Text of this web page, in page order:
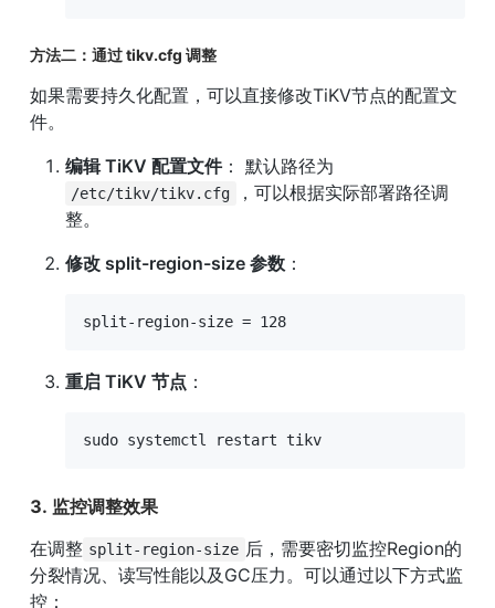
方法二：通过 tikv.cfg 调整
如果需要持久化配置，可以直接修改TiKV节点的配置文
件。
编辑 TiKV 配置文件
/etc/tikv/tikv.cfg
，可以根据实际部署路径调
整。
修改 split-region-size 参数 ：
split-region-size = 128
重启 TiKV 节点 ：
sudo systemctl restart tikv
3. 监控调整效果
在调整 split-region-size 后，需要密切监控Region的
分裂情况、读写性能以及GC压力。可以通过以下方式监
控：